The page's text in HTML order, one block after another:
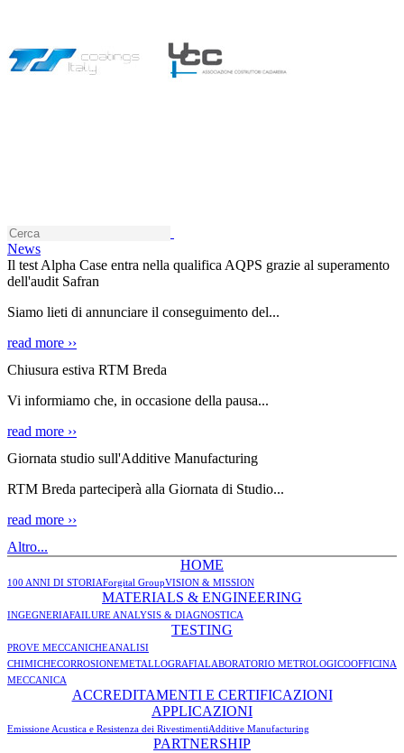
News
Il test Alpha Case entra nella qualifica AQPS grazie al superamento
dell'audit Safran
Siamo lieti di annunciare il conseguimento del...
read more ››
Chiusura estiva RTM Breda
Vi informiamo che, in occasione della pausa...
read more ››
Giornata studio sull'Additive Manufacturing
RTM Breda parteciperà alla Giornata di Studio...
read more ››
Altro...
HOME
100 ANNI DI STORIAForgital GroupVISION & MISSION
MATERIALS & ENGINEERING
INGEGNERIAFAILURE ANALYSIS & DIAGNOSTICA
TESTING
PROVE MECCANICHEANALISI
CHIMICHECORROSIONEMETALLOGRAFIALABORATORIO METROLOGICOOFFICINA
MECCANICA
ACCREDITAMENTI E CERTIFICAZIONI
APPLICAZIONI
Emissione Acustica e Resistenza dei RivestimentiAdditive Manufacturing
PARTNERSHIP